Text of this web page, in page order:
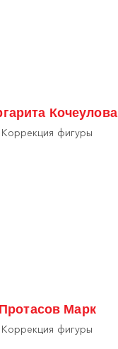
Кочеулова
Коррекция фигуры
Протасов Марк
Коррекция фигуры